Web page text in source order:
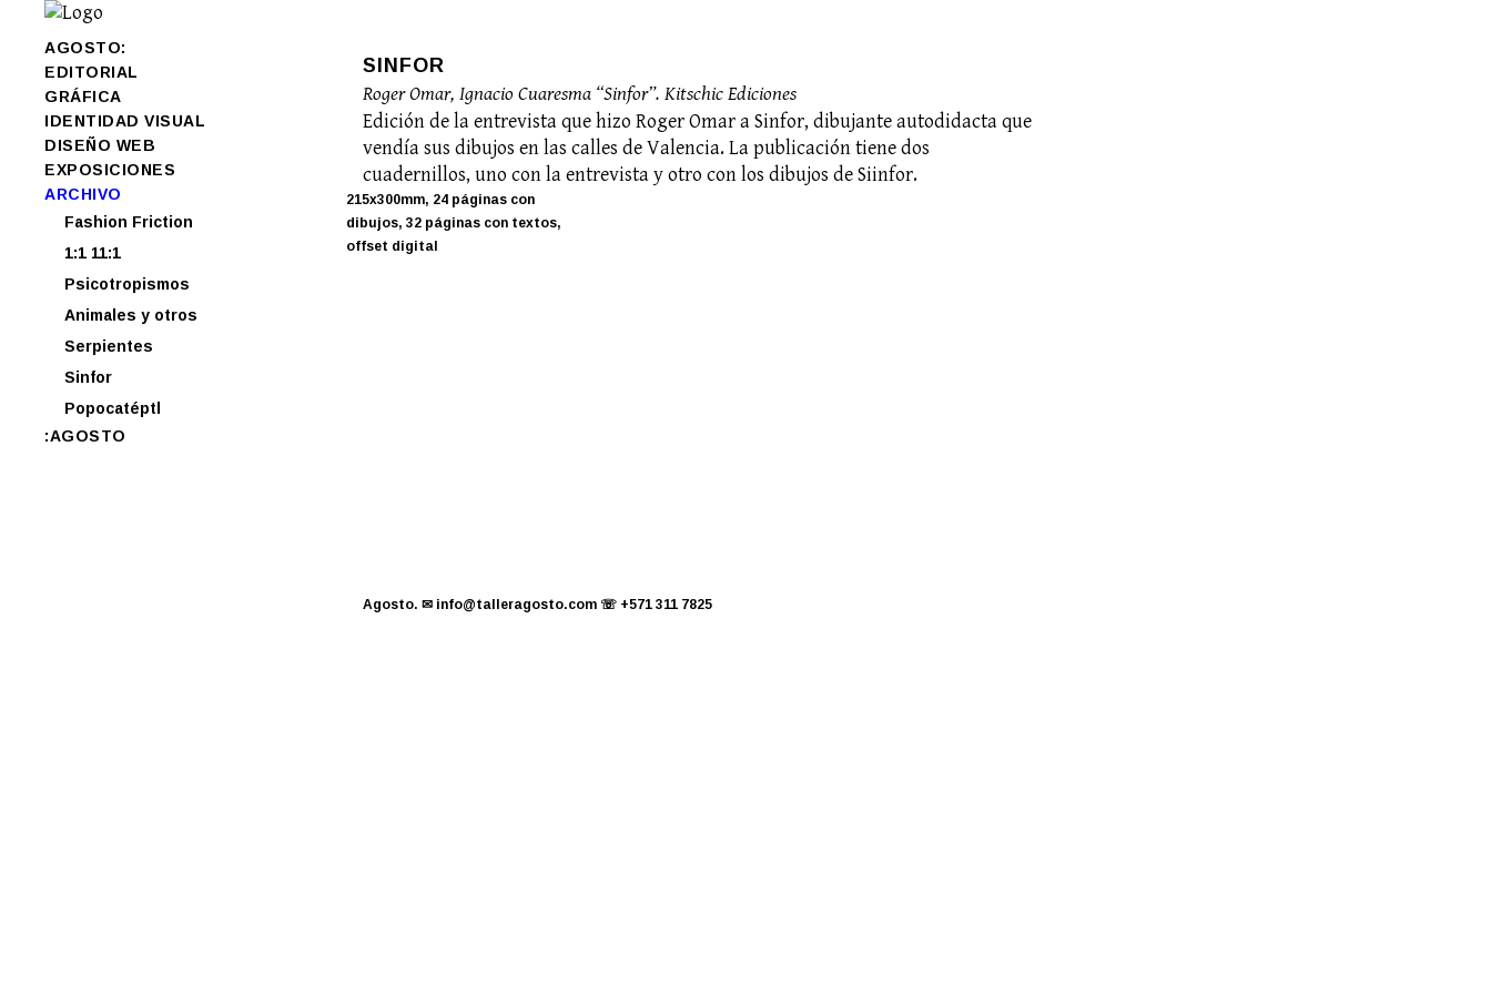
AGOSTO:
EDITORIAL
GRÁFICA
IDENTIDAD VISUAL
DISEÑO WEB
EXPOSICIONES
ARCHIVO
Fashion Friction
1:1 11:1
Psicotropismos
Animales y otros
Serpientes
Sinfor
Popocatéptl
:AGOSTO
SINFOR
Roger Omar, Ignacio Cuaresma “Sinfor”. Kitschic Ediciones
Edición de la entrevista que hizo Roger Omar a Sinfor, dibujante autodidacta que
vendía sus dibujos en las calles de Valencia. La publicación tiene dos
cuadernillos, uno con la entrevista y otro con los dibujos de Siinfor.
215x300mm, 24 páginas con
dibujos, 32 páginas con textos,
offset digital
Agosto. ✉ info@talleragosto.com ☏ +571 311 7825